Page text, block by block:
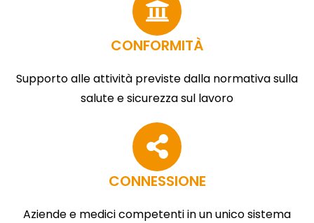
CONFORMITÀ
Supporto alle attività previste dalla normativa sulla
salute e sicurezza sul lavoro
CONNESSIONE
Aziende e medici competenti in un unico sistema